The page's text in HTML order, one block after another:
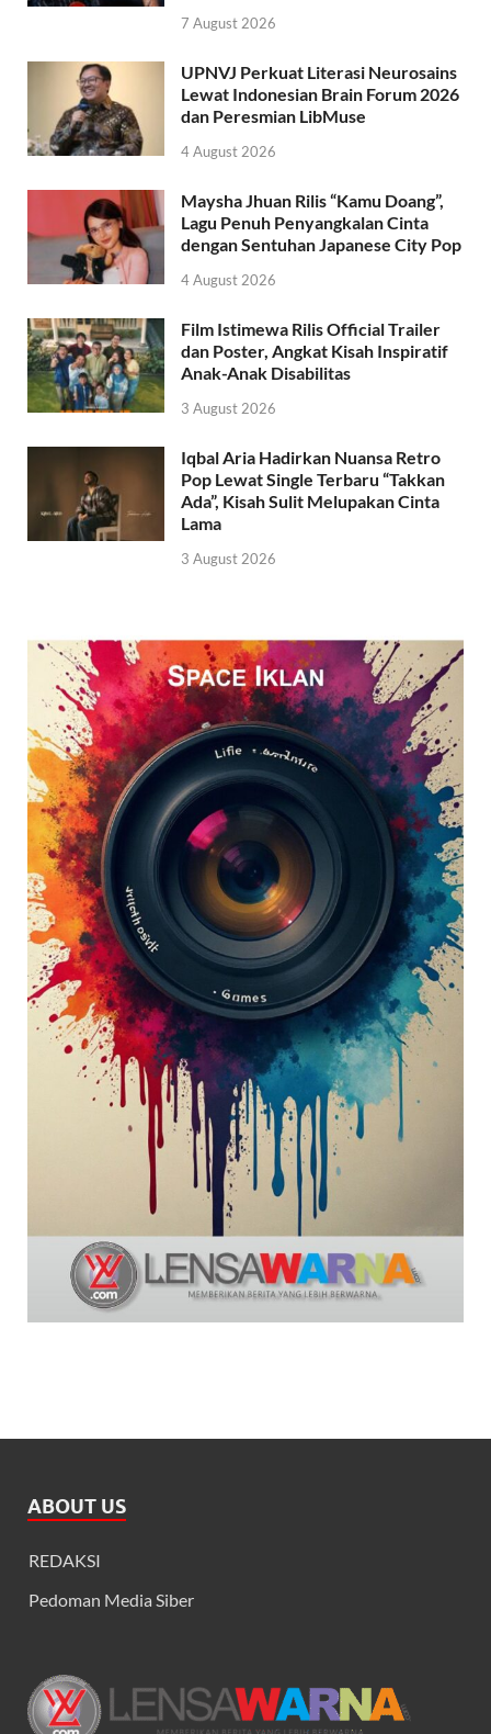
7 August 2026
UPNVJ Perkuat Literasi Neurosains
Lewat Indonesian Brain Forum 2026
dan Peresmian LibMuse
4 August 2026
Maysha Jhuan Rilis “Kamu Doang”,
Lagu Penuh Penyangkalan Cinta
dengan Sentuhan Japanese City Pop
4 August 2026
Film Istimewa Rilis Official Trailer
dan Poster, Angkat Kisah Inspiratif
Anak-Anak Disabilitas
3 August 2026
Iqbal Aria Hadirkan Nuansa Retro
Pop Lewat Single Terbaru “Takkan
Ada”, Kisah Sulit Melupakan Cinta
Lama
3 August 2026
ABOUT US
REDAKSI
Pedoman Media Siber